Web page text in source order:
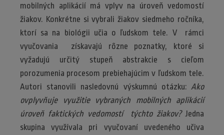
mobilných aplikácií má vplyv na úroveň vedomostí
žiakov. Konkrétne si vybrali žiakov siedmeho ročníka,
ktorí sa na biológii učia o ľudskom tele. V rámci
vyučovania získavajú rôzne poznatky, ktoré si
vyžadujú určitý stupeň abstrakcie s cieľom
porozumenia procesom prebiehajúcim v ľudskom tele.
Autori stanovili nasledovnú výskumnú otázku: Ako
ovplyvňuje využitie vybraných mobilných aplikácií
úroveň faktických vedomostí týchto žiakov? Jedna
skupina využívala pri vyučovaní uvedeného učiva